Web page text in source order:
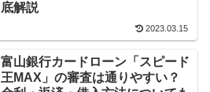
底解説
2023.03.15
富山銀行カードローン「スピード
王MAX」の審査は通りやすい？